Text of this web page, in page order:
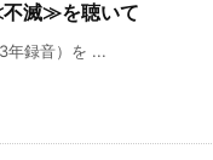
不滅≫を聴いて
年録音）を ...